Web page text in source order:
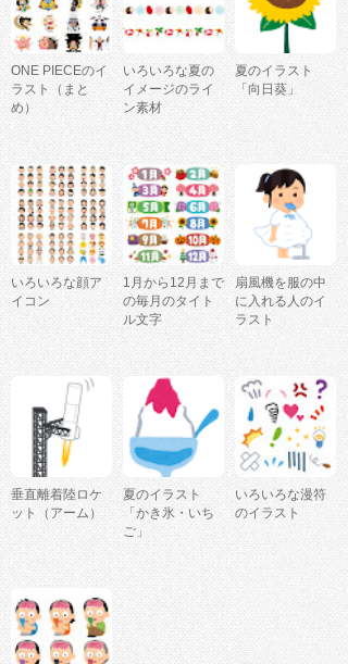
ONE PIECEのイ
ラスト（まと
め）
いろいろな夏の
イメージのライ
ン素材
夏のイラスト
「向日葵」
いろいろな顔ア
イコン
1月から12月まで
の毎月のタイト
ル文字
扇風機を服の中
に入れる人のイ
ラスト
垂直離着陸ロケ
ット（アーム）
夏のイラスト
「かき氷・いち
ご」
いろいろな漫符
のイラスト